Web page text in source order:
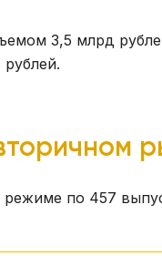
3,5 млрд
по 457